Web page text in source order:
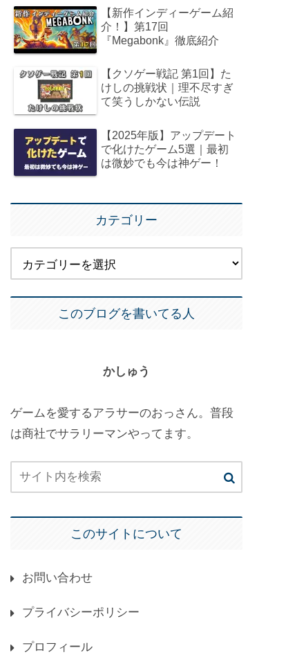
【新作インディーゲーム紹
介！】第17回
『Megabonk』徹底紹介
【クソゲー戦記 第1回】た
けしの挑戦状｜理不尽すぎ
て笑うしかない伝説
【2025年版】アップデート
で化けたゲーム5選｜最初
は微妙でも今は神ゲー！
カテゴリー
このブログを書いてる人
かしゅう
ゲームを愛するアラサーのおっさん。普段
は商社でサラリーマンやってます。
このサイトについて
お問い合わせ
プライバシーポリシー
プロフィール